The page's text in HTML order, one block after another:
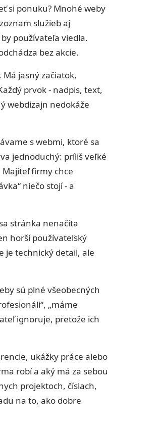
si ponuku? Mnohé weby
služieb aj
používateľa viedla.
bez akcie.
jasný začiatok,
prvok - nadpis, text,
webdizajn nedokáže
s webmi, ktoré sa
jednoduchý: príliš veľké
firmy chce
niečo stojí - a
stránka nenačíta
horší používateľský
je technický detail, ale
sú plné všeobecných
„máme
ignoruje, pretože ich
ukážky práce alebo
robí a aký má za sebou
projektoch, číslach,
na to, ako dobre